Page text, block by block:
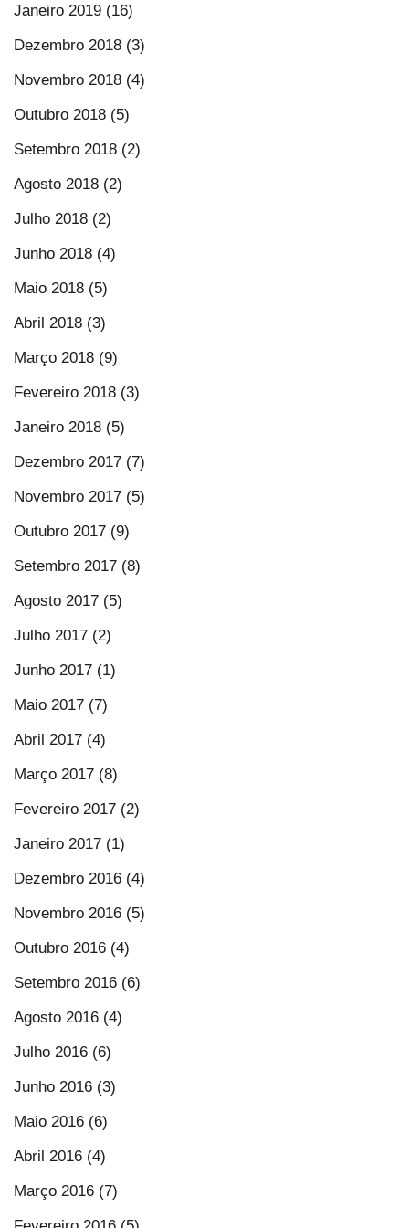
Janeiro 2019 (16)
Dezembro 2018 (3)
Novembro 2018 (4)
Outubro 2018 (5)
Setembro 2018 (2)
Agosto 2018 (2)
Julho 2018 (2)
Junho 2018 (4)
Maio 2018 (5)
Abril 2018 (3)
Março 2018 (9)
Fevereiro 2018 (3)
Janeiro 2018 (5)
Dezembro 2017 (7)
Novembro 2017 (5)
Outubro 2017 (9)
Setembro 2017 (8)
Agosto 2017 (5)
Julho 2017 (2)
Junho 2017 (1)
Maio 2017 (7)
Abril 2017 (4)
Março 2017 (8)
Fevereiro 2017 (2)
Janeiro 2017 (1)
Dezembro 2016 (4)
Novembro 2016 (5)
Outubro 2016 (4)
Setembro 2016 (6)
Agosto 2016 (4)
Julho 2016 (6)
Junho 2016 (3)
Maio 2016 (6)
Abril 2016 (4)
Março 2016 (7)